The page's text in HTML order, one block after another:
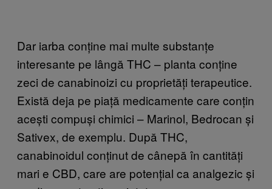
Dar iarba conține mai multe substanțe
interesante pe lângă THC – planta conține
zeci de canabinoizi cu proprietăți terapeutice.
Există deja pe piață medicamente care conțin
acești compuși chimici – Marinol, Bedrocan și
Sativex, de exemplu. După THC,
canabinoidul conținut de cânepă în cantități
mari e CBD, care are potențial ca analgezic și